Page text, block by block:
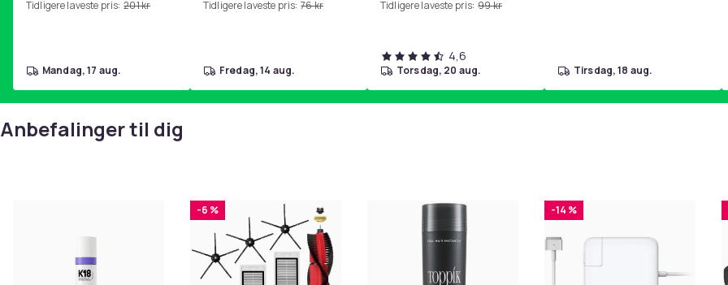
hjemmegymnastikk Pink
Tidligere laveste pris: 201 kr
mandag, 17 aug.
Tidligere laveste pris: 76 kr
fredag, 14 aug.
Tidligere laveste pris: 99 kr
4,6
torsdag, 20 aug. tirsdag, 18 aug.
Anbefalinger til dig
-6 % -14 %